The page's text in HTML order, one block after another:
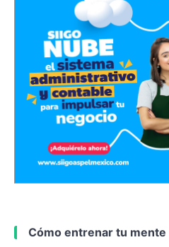
Cómo entrenar tu mente